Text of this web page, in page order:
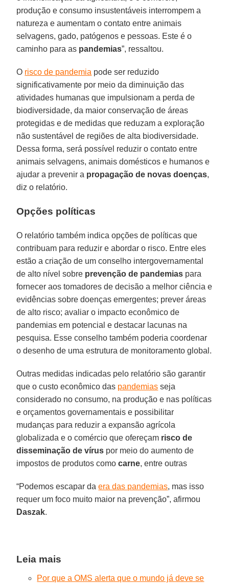
produção e consumo insustentáveis interrompem a
natureza e aumentam o contato entre animais
selvagens, gado, patógenos e pessoas. Este é o
caminho para as pandemias”, ressaltou.
O risco de pandemia pode ser reduzido
significativamente por meio da diminuição das
atividades humanas que impulsionam a perda de
biodiversidade, da maior conservação de áreas
protegidas e de medidas que reduzam a exploração
não sustentável de regiões de alta biodiversidade.
Dessa forma, será possível reduzir o contato entre
animais selvagens, animais domésticos e humanos e
ajudar a prevenir a propagação de novas doenças,
diz o relatório.
Opções políticas
O relatório também indica opções de políticas que
contribuam para reduzir e abordar o risco. Entre eles
estão a criação de um conselho intergovernamental
de alto nível sobre prevenção de pandemias para
fornecer aos tomadores de decisão a melhor ciência e
evidências sobre doenças emergentes; prever áreas
de alto risco; avaliar o impacto econômico de
pandemias em potencial e destacar lacunas na
pesquisa. Esse conselho também poderia coordenar
o desenho de uma estrutura de monitoramento global.
Outras medidas indicadas pelo relatório são garantir
que o custo econômico das pandemias seja
considerado no consumo, na produção e nas políticas
e orçamentos governamentais e possibilitar
mudanças para reduzir a expansão agrícola
globalizada e o comércio que ofereçam risco de
disseminação de vírus por meio do aumento de
impostos de produtos comocarne, entre outras
“Podemos escapar da era das pandemias, mas isso
requer um foco muito maior na prevenção”, afirmou
Daszak.
Leia mais
Por que a OMS alerta que o mundo já deve se